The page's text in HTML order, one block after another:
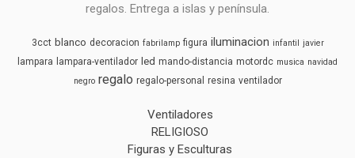
regalos. Entrega a islas y península.
3cct blanco decoracion fabrilamp figura iluminacion infantil javier
lampara lampara-ventilador led mando-distancia motordc musica navidad
negro regalo regalo-personal resina ventilador
Ventiladores
RELIGIOSO
Figuras y Esculturas